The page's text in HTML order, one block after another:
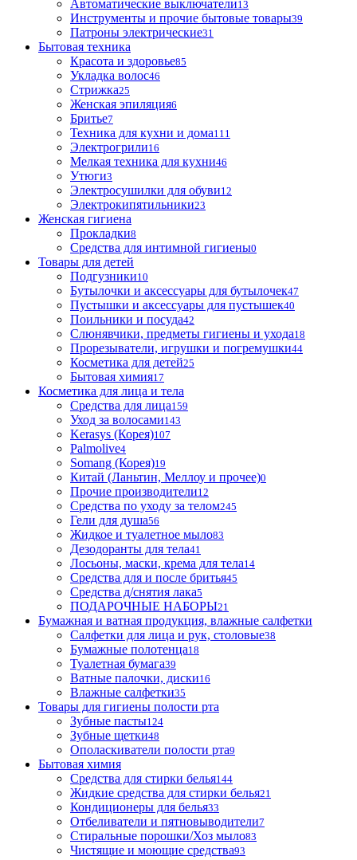
Автоматические выключатели13
Инструменты и прочие бытовые товары39
Патроны электрические31
Бытовая техника
Красота и здоровье85
Укладка волос46
Стрижка25
Женская эпиляция6
Бритье7
Техника для кухни и дома111
Электрогрили16
Мелкая техника для кухни46
Утюги3
Электросушилки для обуви12
Электрокипятильники23
Женская гигиена
Прокладки8
Средства для интимной гигиены0
Товары для детей
Подгузники10
Бутылочки и аксессуары для бутылочек47
Пустышки и аксессуары для пустышек40
Поильники и посуда42
Слюнявчики, предметы гигиены и ухода18
Прорезыватели, игрушки и погремушки44
Косметика для детей25
Бытовая химия17
Косметика для лица и тела
Cредства для лица159
Уход за волосами143
Kerasys (Корея)107
Palmolive4
Somang (Корея)19
Китай (Ланьтин, Меллоу и прочее)0
Прочие производители12
Средства по уходу за телом245
Гели для душа56
Жидкое и туалетное мыло83
Дезодоранты для тела41
Лосьоны, маски, крема для тела14
Средства для и после бритья45
Средства д/снятия лака5
ПОДАРОЧНЫЕ НАБОРЫ21
Бумажная и ватная продукция, влажные салфетки
Салфетки для лица и рук, столовые38
Бумажные полотенца18
Туалетная бумага39
Ватные палочки, диски16
Влажные салфетки35
Товары для гигиены полости рта
Зубные пасты124
Зубные щетки48
Ополаскиватели полости рта9
Бытовая химия
Средства для стирки белья144
Жидкие средства для стирки белья21
Кондиционеры для белья33
Отбеливатели и пятновыводители7
Стиральные порошки/Хоз мыло83
Чистящие и моющие средства93